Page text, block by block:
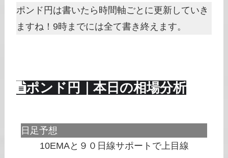
ポンド円は書いたら時間軸ごとに更新していき
ますね！9時までには全て書き終えます。
ポンド円｜本日の相場分析
日足予想
10EMAと９０日線サポートで上目線